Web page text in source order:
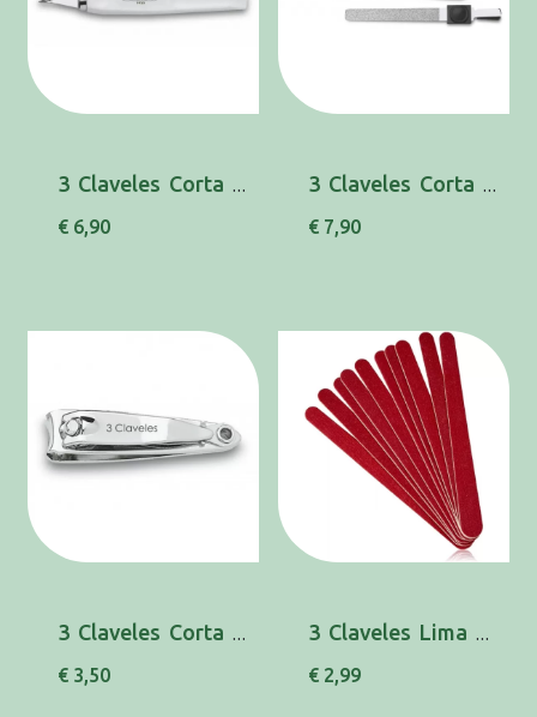
3 Claveles Corta Cutic 10cm 80206
€ 6,90
3 Claveles Corta Cutic C/Lima 12,5cm 80205
€ 7,90
3 Claveles Corta Unhas 6cm 80250
€ 3,50
3 Claveles Lima Corindon 18cm X10 80181
€ 2,99